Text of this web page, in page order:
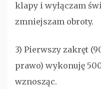
klapy i wyłączam
zmniejszam obroty.
3) Pierwszy zakręt
prawo) wykonuję
wznosząc.